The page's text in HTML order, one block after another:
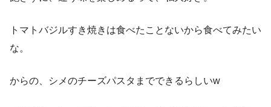
トマトバジルすき焼きは食べたことないから食べてみたい
な。
からの、シメのチーズパスタまでできるらしいw